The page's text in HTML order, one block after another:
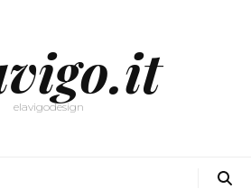
elavigodesign